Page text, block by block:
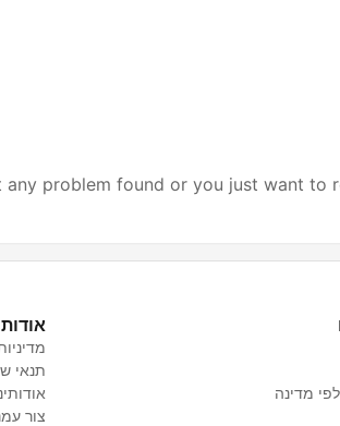
problem found or you just want to
מדינה
תנאי
צור